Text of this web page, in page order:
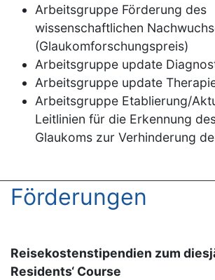
Arbeitsgruppe Förderung des
wissenschaftlichen
(Glaukomforschungspreis)
Arbeitsgruppe update
Arbeitsgruppe update
Arbeitsgruppe Etablierung/
Leitlinien für die Erkennung
Glaukoms zur Verhinderung
Förderungen
Reisekostenstipendien zum
Residents‘ Course